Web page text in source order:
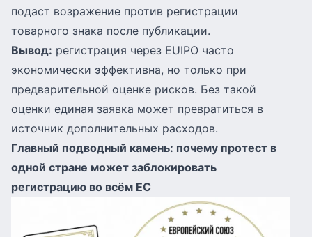
подаст возражение против регистрации
товарного знака после публикации.
Вывод: регистрация через EUIPO часто
экономически эффективна, но только при
предварительной оценке рисков. Без такой
оценки единая заявка может превратиться в
источник дополнительных расходов.
Главный подводный камень: почему протест в
одной стране может заблокировать
регистрацию во всём ЕС